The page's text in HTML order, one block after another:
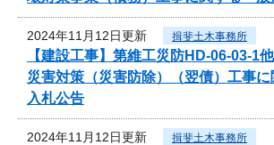
2024年11月12日更新 揖斐土木事務所
【建設工事】第維工災防HD-06-03-1
災害対策（災害防除）（翌債）工事
入札公告
2024年11月12日更新 揖斐土木事務所